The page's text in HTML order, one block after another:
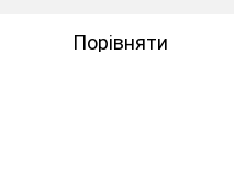
Порівняти